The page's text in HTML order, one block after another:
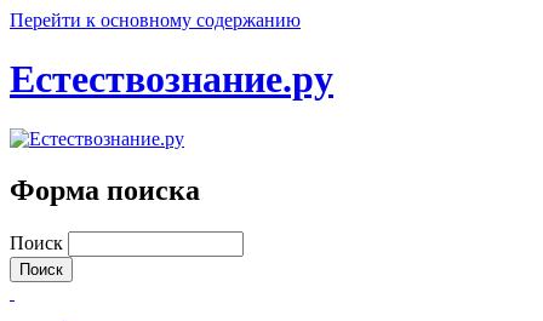
Перейти к основному содержанию
Естествознание.ру
Форма поиска
Поиск